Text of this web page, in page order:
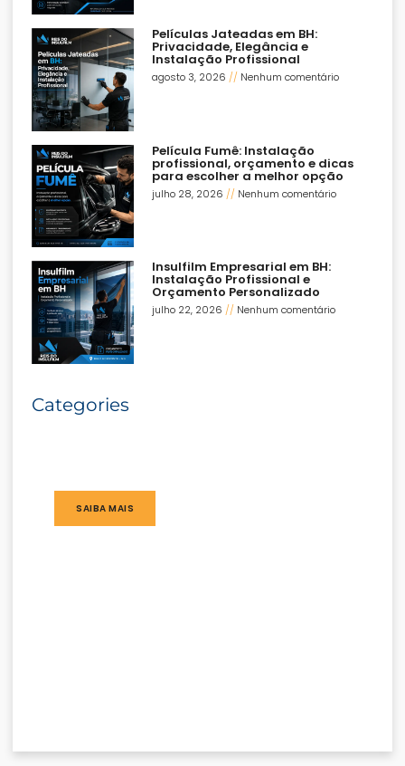
Películas Jateadas em BH:
Privacidade, Elegância e
Instalação Profissional
agosto 3, 2026 Nenhum comentário
Película Fumê: Instalação
profissional, orçamento e dicas
para escolher a melhor opção
julho 28, 2026 Nenhum comentário
Insulfilm Empresarial em BH:
Instalação Profissional e
Orçamento Personalizado
julho 22, 2026 Nenhum comentário
Categories
SAIBA MAIS